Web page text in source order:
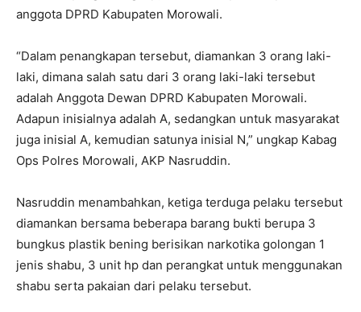
anggota DPRD Kabupaten Morowali.
“Dalam penangkapan tersebut, diamankan 3 orang laki-
laki, dimana salah satu dari 3 orang laki-laki tersebut
adalah Anggota Dewan DPRD Kabupaten Morowali.
Adapun inisialnya adalah A, sedangkan untuk masyarakat
juga inisial A, kemudian satunya inisial N,” ungkap Kabag
Ops Polres Morowali, AKP Nasruddin.
Nasruddin menambahkan, ketiga terduga pelaku tersebut
diamankan bersama beberapa barang bukti berupa 3
bungkus plastik bening berisikan narkotika golongan 1
jenis shabu, 3 unit hp dan perangkat untuk menggunakan
shabu serta pakaian dari pelaku tersebut.